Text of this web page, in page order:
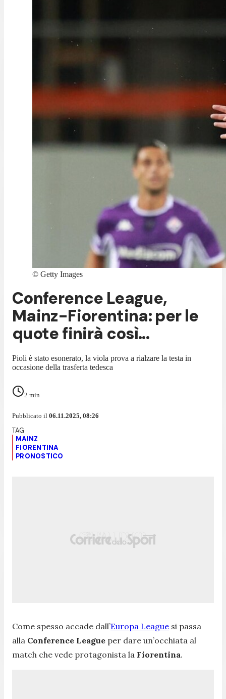
© Getty Images
Conference League,
Mainz-Fiorentina: per le
quote finirà così...
Pioli è stato esonerato, la viola prova a rialzare la testa in
occasione della trasferta tedesca
2 min
Pubblicato il 06.11.2025, 08:26
MAINZ
FIORENTINA
PRONOSTICO
Come spesso accade dall’Europa League si passa
alla Conference League per dare un’occhiata al
match che vede protagonista la Fiorentina.